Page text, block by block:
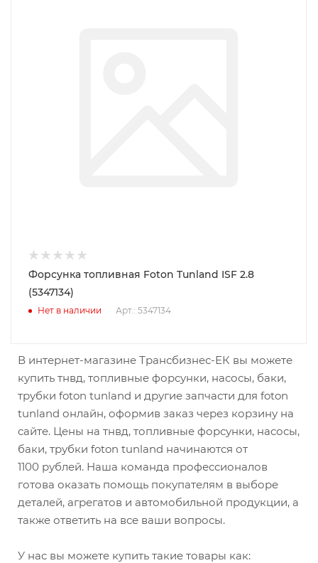
Форсунка топливная Foton Tunland ISF 2.8
(5347134)
Нет в наличии Арт.: 5347134
В интернет-магазине Трансбизнес-ЕК вы можете
купить тнвд, топливные форсунки, насосы, баки,
трубки foton tunland и другие запчасти для foton
tunland онлайн, оформив заказ через корзину на
сайте. Цены на тнвд, топливные форсунки, насосы,
баки, трубки foton tunland начинаются от
1100 рублей. Наша команда профессионалов
готова оказать помощь покупателям в выборе
деталей, агрегатов и автомобильной продукции, а
также ответить на все ваши вопросы.
У нас вы можете купить такие товары как: